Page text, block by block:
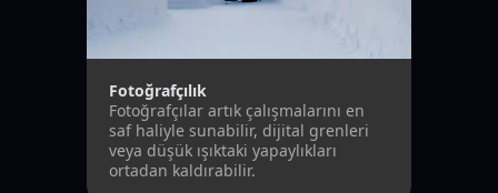
Fotoğrafçılık
Fotoğrafçılar artık çalışmalarını en
saf haliyle sunabilir, dijital grenleri
veya düşük ışıktaki yapaylıkları
ortadan kaldırabilir.